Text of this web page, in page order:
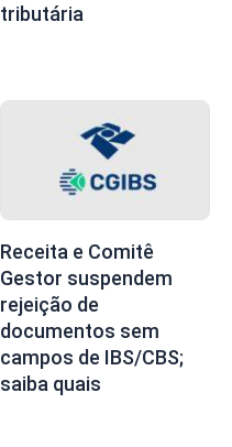
tributária
Receita e Comitê
Gestor suspendem
rejeição de
documentos sem
campos de IBS/CBS;
saiba quais